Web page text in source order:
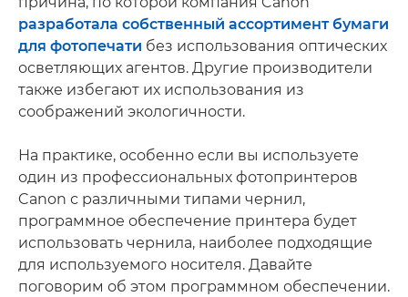
разработала собственный ассортимент бумаги
для фотопечати без использования оптических
осветляющих агентов. Другие производители
также избегают их использования из
соображений экологичности.
На практике, особенно если вы используете
один из профессиональных фотопринтеров
Canon с различными типами чернил,
программное обеспечение принтера будет
использовать чернила, наиболее подходящие
для используемого носителя. Давайте
поговорим об этом программном обеспечении.